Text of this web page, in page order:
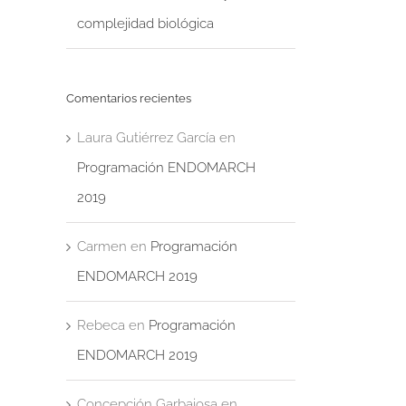
complejidad biológica
Comentarios recientes
Laura Gutiérrez García en
Programación ENDOMARCH
2019
Carmen en Programación
ENDOMARCH 2019
Rebeca en Programación
ENDOMARCH 2019